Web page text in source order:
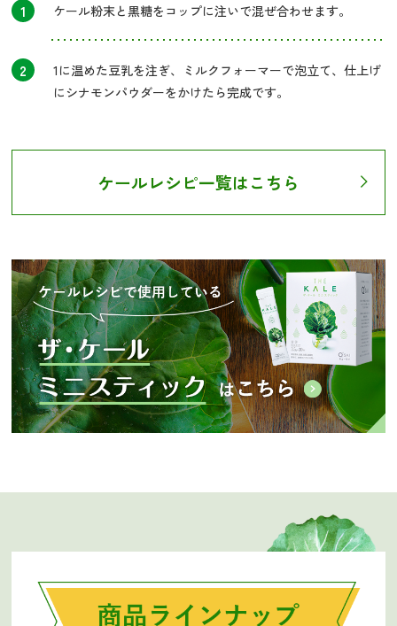
1 ケール粉末と黒糖をコップに注いで混ぜ合わせます。
2
1に温めた豆乳を注ぎ、ミルクフォーマーで泡立て、仕上げ
にシナモンパウダーをかけたら完成です。
ケールレシピ一覧はこちら